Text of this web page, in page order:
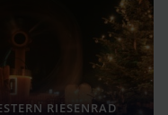
RIESENRAD